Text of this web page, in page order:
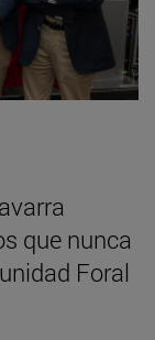
que nunca
Foral